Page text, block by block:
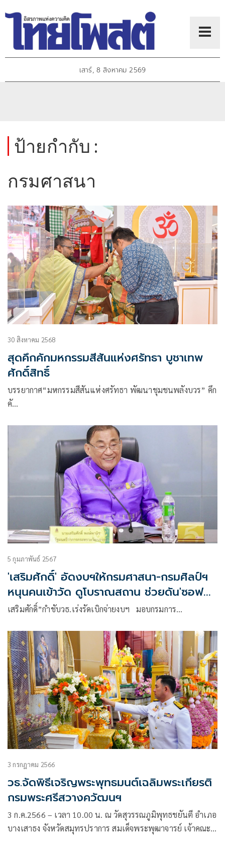
เสาร์, 8 สิงหาคม 2569
ป้ายกำกับ :
กรมศาสนา
30 สิงหาคม 2568
สุดคึกคักมหกรรมสีสันแห่งศรัทธา บูชาเทพ
ศักดิ์สิทธิ์
บรรยากาศ“มหกรรมสีสันแห่งศรัทธา พัฒนาชุมชนพลังบวร” คึก
คั…
5 กุมภาพันธ์ 2567
'เสริมศักดิ์' อัดงบฯให้กรมศาสนา-กรมศิลป์ฯ
หนุนคนเข้าวัด ดูโบราณสถาน ช่วยดัน'ซอฟต์
เพาเวอร์'รัฐบาล
เสริมศักดิ์”กำชับวธ.เร่งรัดเบิกจ่ายงบฯ มอบกรมการ…
3 กรกฎาคม 2566
วธ.จัดพิธีเจริญพระพุทธมนต์เฉลิมพระเกียรติ
กรมพระศรีสวางควัฒนฯ
3 ก.ค.2566 – เวลา 10.00 น. ณ วัดสุวรรณภูมิพุทธชยันตี อำเภอ
บางเสาธง จังหวัดสมุทรปราการ สมเด็จพระพุฒาจารย์ เจ้าคณะ